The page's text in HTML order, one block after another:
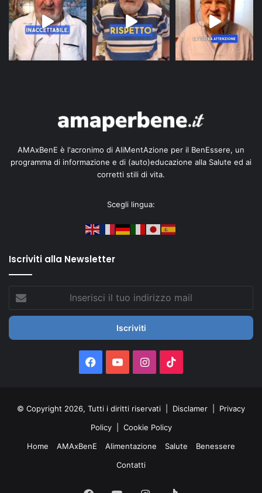
AMAxBenE è l'acronimo di AliMentAzione per il BenEssere, un
programma di informazione e di (auto)educazione alla Salute ed ai
corretti stili di vita.
Scegli lingua:
Iscriviti alla Newsletter
tuo
mail
Facebook
You Instagram
© Copyright 2026, Tutti i diritti riservati | Disclamer
Privacy
Policy
Cookie Policy
Home
AMAxBenE Alimentazione Salute
Benessere
Contatti